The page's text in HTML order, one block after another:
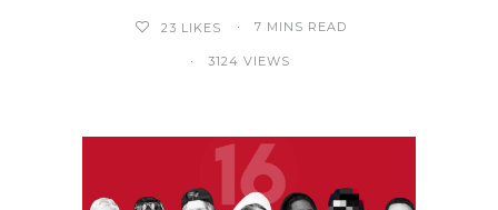
23 LIKES 7 MINS READ
3124 VIEWS